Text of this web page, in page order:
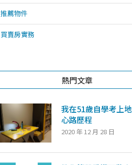
央行房市管制有效...
推薦物件
買賣房實務
熱門文章
我在51歲自學考上
心路歷程
2020 年 12 月 28 日